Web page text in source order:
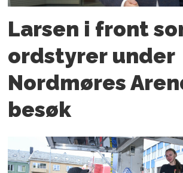
Larsen i front
ordstyrer under
Nordmøres
besøk